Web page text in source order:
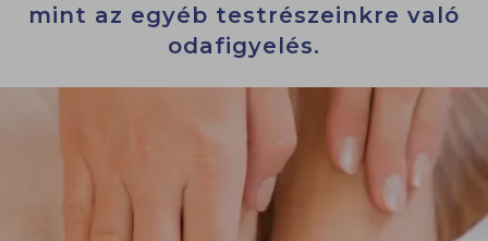
mint az egyéb testrészeinkre való
odafigyelés.